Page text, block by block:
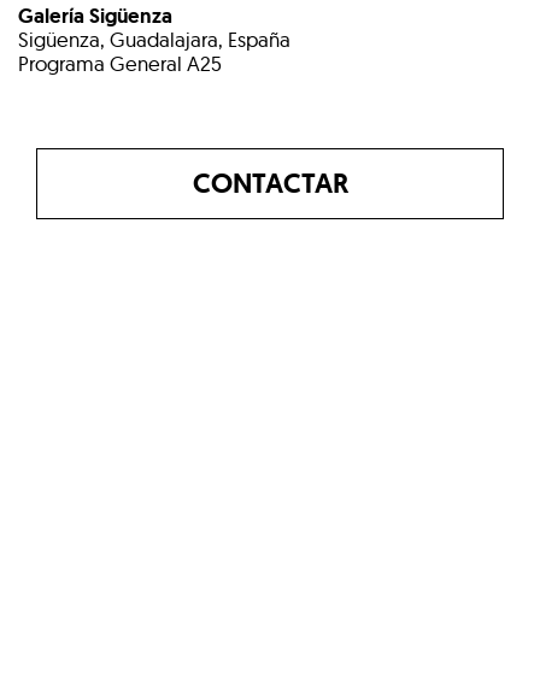
Galería Sigüenza
Sigüenza, Guadalajara, España
Programa General A25
CONTACTAR